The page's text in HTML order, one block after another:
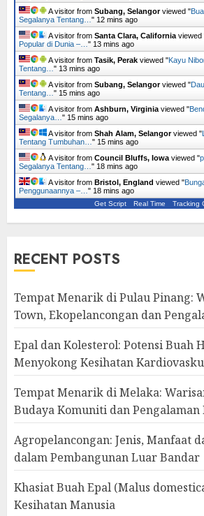
A visitor from Subang, Selangorviewed "
Segalanya Tentang… " 12 mins ago
A visitor from Santa Clara, California viewed
Popular di Dunia –… " 13 mins ago
A visitor from Tasik, Perak viewed "Kayu
Tentang… " 13 mins ago
A visitor from Subang, Selangorviewed "
Tentang… " 15 mins ago
A visitor from Ashburn, Virginia viewed "
Segalanya… " 15 mins ago
A visitor from Shah Alam, Selangorviewed "
Tentang Tumbuhan… " 15 mins ago
A visitor from Council Bluffs, Iowa viewed "
Segalanya Tentang… " 18 mins ago
A visitor from Bristol, England viewed "
Penggunaannya –… " 18 mins ago
Get Script Real Time Tracking
RECENT POSTS
Tempat Menarik di Pulau Pinang:
Town, Ekopelancongan dan
Epal dan Kolesterol: Potensi Buah
Menyokong Kesihatan
Tempat Menarik di Melaka:
Budaya Komuniti dan Pengalaman
Agropelancongan: Jenis, Manfaat
dalam Pembangunan Luar Bandar
Khasiat Buah Epal (Malus
Kesihatan Manusia